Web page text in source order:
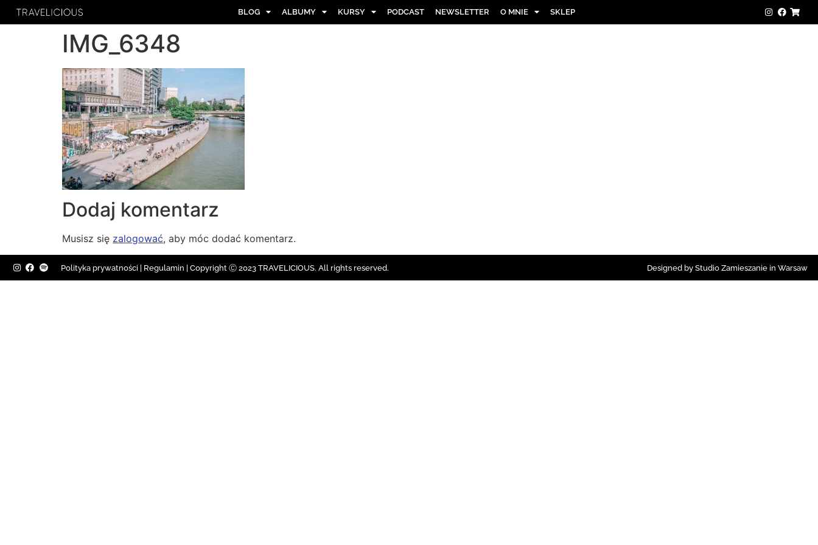
BLOG ALBUMY KURSY PODCAST NEWSLETTER O MNIE SKLEP
IMG_6348
Dodaj komentarz
Musisz się zalogować, aby móc dodać komentarz.
Polityka prywatności Regulamin | Copyright Ⓒ 2023 TRAVELICIOUS. All rights reserved. Designed by Studio Zamieszanie in Warsaw